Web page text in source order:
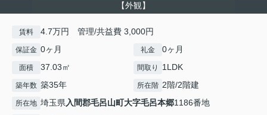
【外観】
賃料 4.7万円 管理/共益費 3,000円
保証金 0ヶ月 礼金 0ヶ月
面積 37.03㎡ 間取り 1LDK
築年数 築35年 所在階 2階/2階建
所在地 埼玉県 入間郡毛呂山町大字毛呂本郷1186番地